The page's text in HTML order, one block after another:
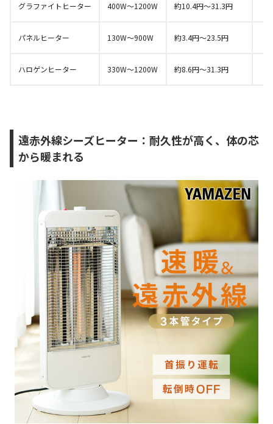
グラファイトヒーター 400W～1200W 約10.4円～31.3円
パネルヒーター 130W～900W 約3.4円～23.5円
ハロゲンヒーター 330W～1200W 約8.6円～31.3円
遠赤外線シーズヒーター：耐久性が高く、体の芯
から暖まれる